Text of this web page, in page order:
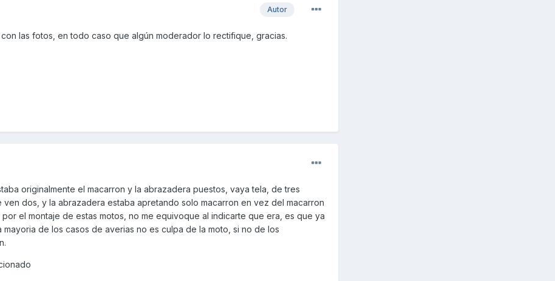
Autor
las fotos, en todo caso que algún moderador lo rectifique, gracias.
originalmente el macarron y la abrazadera puestos, vaya tela, de tres
ven dos, y la abrazadera estaba apretando solo macarron en vez del macarron
el montaje de estas motos, no me equivoque al indicarte que era, es que ya
mayoria de los casos de averias no es culpa de la moto, si no de los